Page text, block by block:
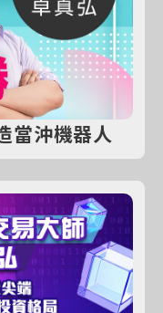
當沖機器人